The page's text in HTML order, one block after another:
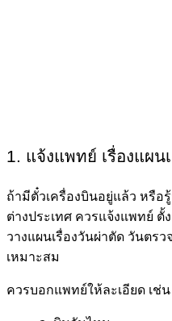
1. แจ้งแพทย์ เรื่องแผ
ถ้ามีตั๋วเครื่องบินอยู่แล้ว หรือ
ต่างประเทศ ควรแจ้งแพทย์
วางแผนเรื่องวันผ่าตัด วันตร
เหมาะสม
ควรบอกแพทย์ให้ละเอียด เช่น